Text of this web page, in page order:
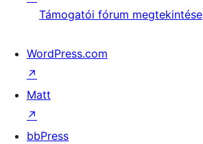
Támogatói fórum megtekintése
WordPress.com
↗
Matt
↗
bbPress